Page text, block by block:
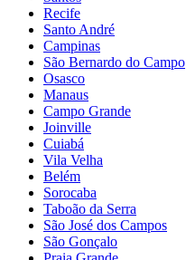
Recife
Santo André
Campinas
São Bernardo do Campo
Osasco
Manaus
Campo Grande
Joinville
Cuiabá
Vila Velha
Belém
Sorocaba
Taboão da Serra
São José dos Campos
São Gonçalo